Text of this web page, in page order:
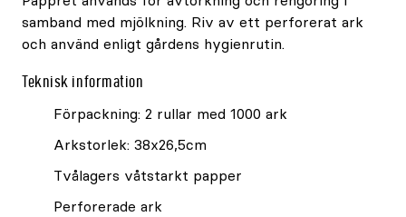
samband med mjölkning. Riv av ett perforerat ark
och använd enligt gårdens hygienrutin.
Teknisk information
Förpackning: 2 rullar med 1000 ark
Arkstorlek: 38x26,5cm
Tvålagers våtstarkt papper
Perforerade ark